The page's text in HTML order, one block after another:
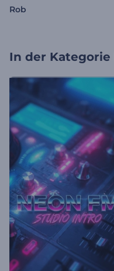
Rob
In der Kategorie